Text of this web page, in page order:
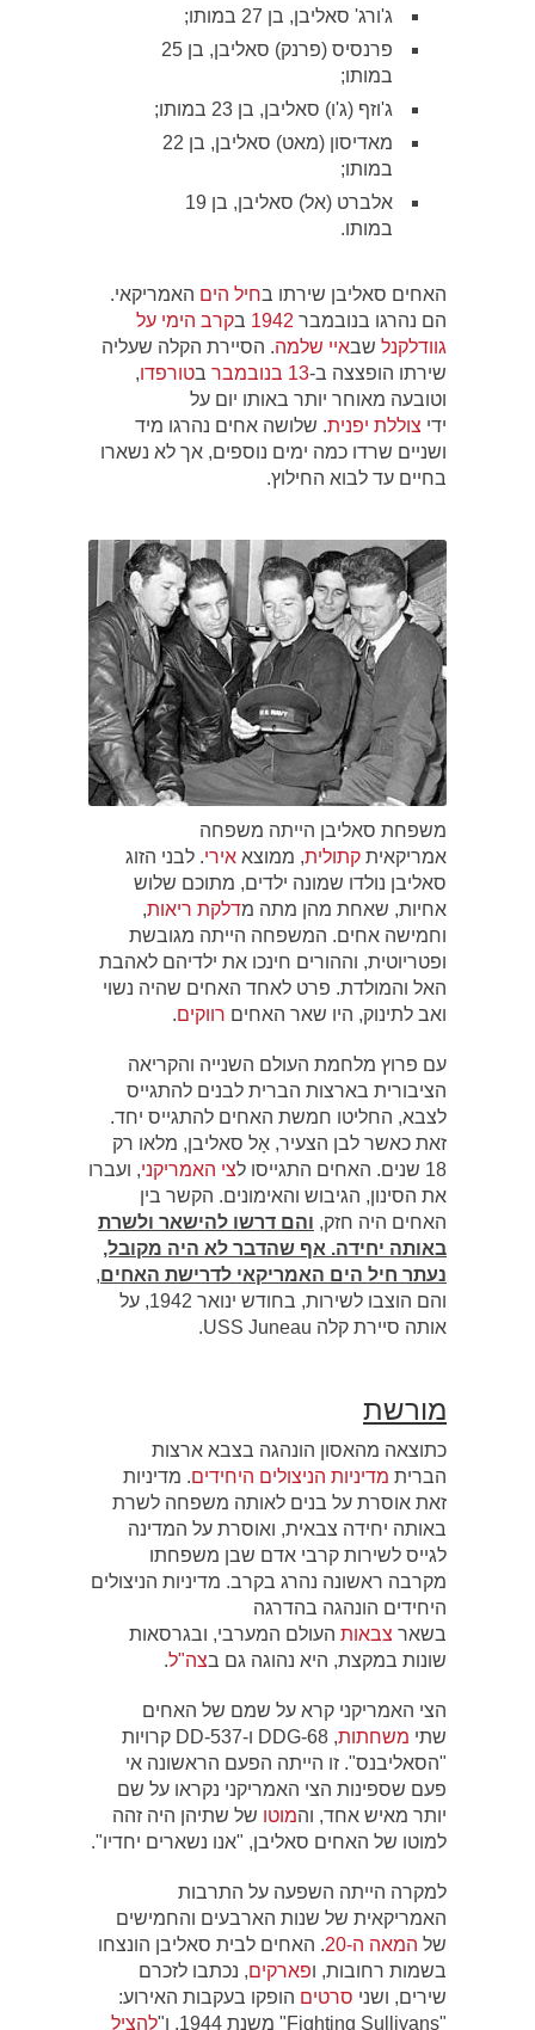
ג'ורג' סאליבן, בן 27 במותו;
פרנסיס (פרנק) סאליבן, בן 25
במותו;
ג'וזף (ג'ו) סאליבן, בן 23 במותו;
מאדיסון (מאט) סאליבן, בן 22
במותו;
אלברט (אל) סאליבן, בן 19
במותו.
האחים סאליבן שירתו בחיל הים האמריקאי.
הם נהרגו בנובמבר 1942 בקרב הימי על
גוודלקנל שבאיי שלמה. הסיירת הקלה שעליה
שירתו הופצצה ב-13 בנובמבר בטורפדו,
וטובעה מאוחר יותר באותו יום על
ידי צוללת יפנית. שלושה אחים נהרגו מיד
ושניים שרדו כמה ימים נוספים, אך לא נשארו
בחיים עד לבוא החילוץ.
משפחת סאליבן הייתה משפחה
אמריקאית קתולית, ממוצא אירי. לבני הזוג
סאליבן נולדו שמונה ילדים, מתוכם שלוש
אחיות, שאחת מהן מתה מדלקת ריאות,
וחמישה אחים. המשפחה הייתה מגובשת
ופטריוטית, וההורים חינכו את ילדיהם לאהבת
האל והמולדת. פרט לאחד האחים שהיה נשוי
ואב לתינוק, היו שאר האחים רווקים.
עם פרוץ מלחמת העולם השנייה והקריאה
הציבורית בארצות הברית לבנים להתגייס
לצבא, החליטו חמשת האחים להתגייס יחד.
זאת כאשר לבן הצעיר, אָל סאליבן, מלאו רק
18 שנים. האחים התגייסו ל
צי האמריקני, ועברו
את הסינון, הגיבוש והאימונים. הקשר בין
האחים היה חזק, והם דרשו להישאר ולשרת
באותה יחידה. אף שהדבר לא היה מקובל,
נעתר חיל הים האמריקאי לדרישת האחים,
והם הוצבו לשירות, בחודש ינואר 1942, על
אותה סיירת קלה USS Juneau.
מורשת
כתוצאה מהאסון הונהגה בצבא ארצות
הברית מדיניות הניצולים היחידים. מדיניות
זאת אוסרת על בנים לאותה משפחה לשרת
באותה יחידה צבאית, ואוסרת על המדינה
לגייס לשירות קרבי אדם שבן משפחתו
מקרבה ראשונה נהרג בקרב. מדיניות הניצולים
היחידים הונהגה בהדרגה
בשאר צבאות העולם המערבי, ובגרסאות
שונות במקצת, היא נהוגה גם בצה"ל.
הצי האמריקני קרא על שמם של האחים
שתי משחתות
, DDG-68 ו-DD-537 קרויות
"הסאליבנס". זו הייתה הפעם הראשונה אי
פעם שספינות הצי האמריקני נקראו על שם
יותר מאיש אחד, והמוטו של שתיהן היה זהה
למוטו של האחים סאליבן, "אנו נשארים יחדיו".
למקרה הייתה השפעה על התרבות
האמריקאית של שנות הארבעים והחמישים
של המאה ה-20
. האחים לבית סאליבן הונצחו
בשמות רחובות, ופארקים, נכתבו לזכרם
שירים, ושני סרטים הופקו בעקבות האירוע:
"Fighting Sullivans" משנת 1944, ו"
להציל